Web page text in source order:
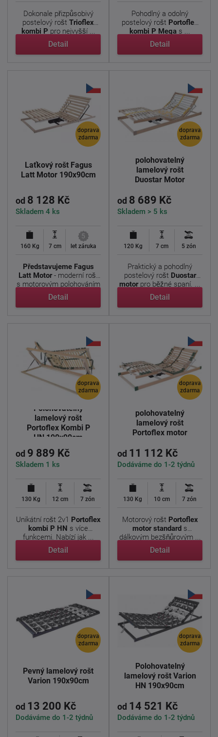
Dokonale přizpůsobivý
postelový rošt Trioflex
kombi P pro nejvyšší ...
Detail
Pohodlný a odolný
postelový rošt Portoflex
kombi P Mega s ...
Detail
doprava
zdarma
Laťkový rošt Fagus
Latt Motor 190x90cm
od 8 128 Kč
Skladem 4 ks
160 Kg 7 cm
5
let záruka
Představujeme Fagus
Latt Motor- moderní rošt
s motorovým polohováním
...
Detail
doprava
zdarma
polohovatelný
lamelový rošt
Duostar Motor
od 8 689 Kč
Skladem > 5 ks
120 Kg 7 cm 5 zón
Praktický a pohodlný
postelový rošt Duostar
motor pro běžné spaní. ...
Detail
doprava
zdarma
Polohovatelný
lamelový rošt
Portoflex Kombi P
HN 190x90cm
od 9 889 Kč
Skladem 1 ks
130 Kg 12 cm 7 zón
Unikátní rošt 2v1 Portoflex
kombi P HN s více
funkcemi. Nabízí jak ...
Detail
doprava
zdarma
polohovatelný
lamelový rošt
Portoflex motor
od 11 112 Kč
Dodáváme do 1-2 týdnů
130 Kg 10 cm 7 zón
Motorový rošt Portoflex
motor standard s
dálkovým bezšňůrovým ...
Detail
doprava
zdarma
Pevný lamelový rošt
Varion 190x90cm
od 13 200 Kč
Dodáváme do 1-2 týdnů
doprava
zdarma
Polohovatelný
lamelový rošt Varion
HN 190x90cm
od 14 521 Kč
Dodáváme do 1-2 týdnů